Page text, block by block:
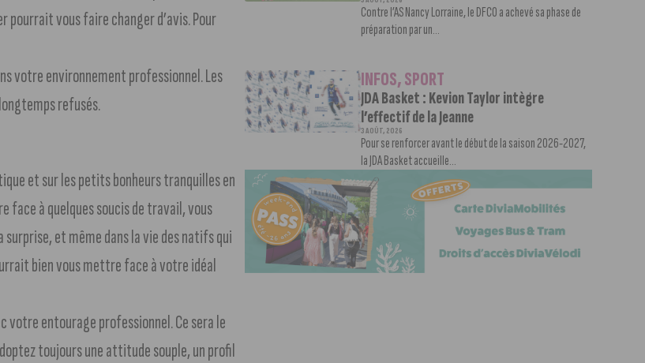
vous faire changer d’avis. Pour
votre environnement professionnel. Les
refusés.
et sur les petits bonheurs tranquilles en
face à quelques soucis de travail, vous
et même dans la vie des natifs qui
bien vous mettre face à votre idéal
votre entourage professionnel. Ce sera le
toujours une attitude souple, un profil
Contre l’AS Nancy Lorraine, le DFCO a achevé sa phase de
préparation par un...
INFOS,SPORT
JDA Basket : Kevion Taylor intègre
l’effectif de la Jeanne
3 AOÛT, 2026
Pour se renforcer avant le début de la saison 2026-2027,
la JDA Basket accueille...